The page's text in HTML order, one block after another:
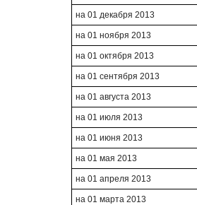
на 01 декабря 2013
на 01 ноября 2013
на 01 октября 2013
на 01 сентября 2013
на 01 августа 2013
на 01 июля 2013
на 01 июня 2013
на 01 мая 2013
на 01 апреля 2013
на 01 марта 2013